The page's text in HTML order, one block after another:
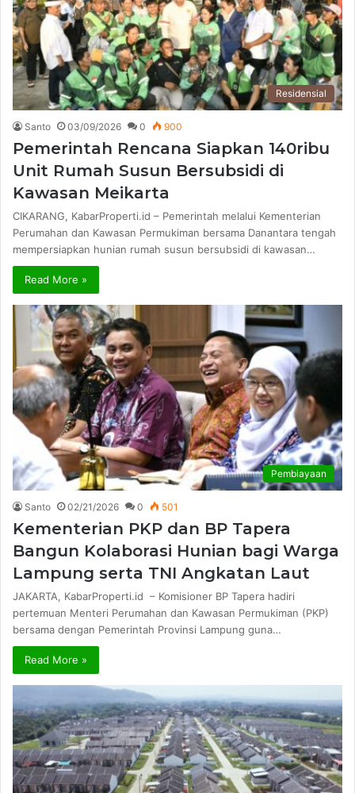
Residensial
Santo 03/09/2026 0 900
Pemerintah Rencana Siapkan 140ribu
Unit Rumah Susun Bersubsidi di
Kawasan Meikarta
CIKARANG, KabarProperti.id – Pemerintah melalui Kementerian
Perumahan dan Kawasan Permukiman bersama Danantara tengah
mempersiapkan hunian rumah susun bersubsidi di kawasan…
Read More »
Pembiayaan
Santo 02/21/2026 0 501
Kementerian PKP dan BP Tapera
Bangun Kolaborasi Hunian bagi Warga
Lampung serta TNI Angkatan Laut
JAKARTA, KabarProperti.id – Komisioner BP Tapera hadiri
pertemuan Menteri Perumahan dan Kawasan Permukiman (PKP)
bersama dengan Pemerintah Provinsi Lampung guna…
Read More »